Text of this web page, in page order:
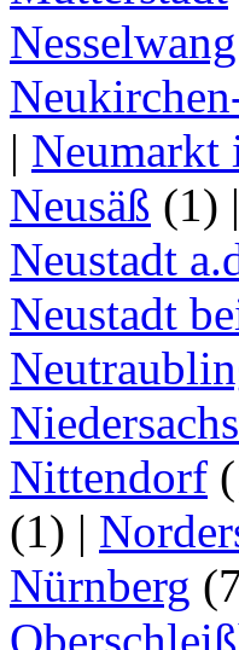
Nesselwang
| Neumarkt
Neusäß (1) |
Neustadt
Neustadt
Nittendorf
(1) |
Nürnberg